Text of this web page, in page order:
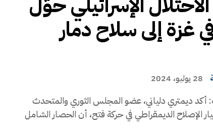
غزة إلى سلاح دمار
28 يوليو، 2024
أكد ديمتري دلياني، عضو المجلس الثوري والمتحدث
الإصلاح الديمقراطي في حركة فتح، أن الحصار الشامل